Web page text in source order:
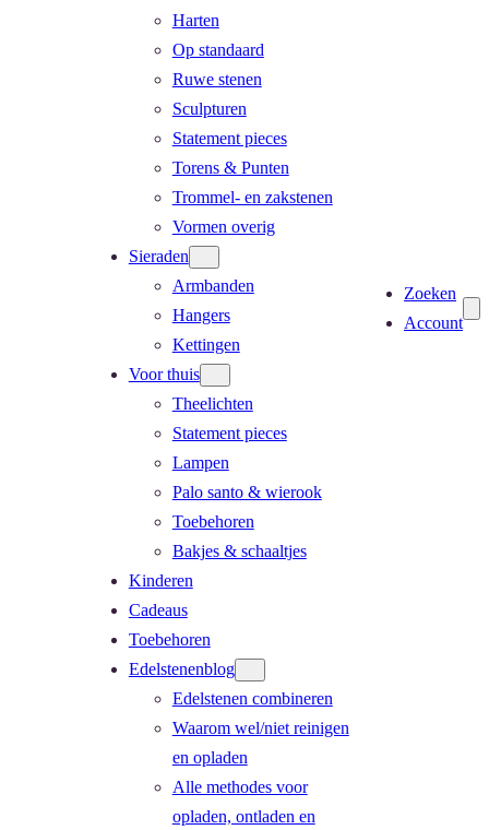
Harten
Op standaard
Ruwe stenen
Sculpturen
Statement pieces
Torens & Punten
Trommel- en zakstenen
Vormen overig
Sieraden
Armbanden
Hangers
Kettingen
Voor thuis
Theelichten
Statement pieces
Lampen
Palo santo & wierook
Toebehoren
Bakjes & schaaltjes
Kinderen
Cadeaus
Toebehoren
Edelstenenblog
Edelstenen combineren
Waarom wel/niet reinigen
en opladen
Alle methodes voor
opladen, ontladen en
Zoeken
Account